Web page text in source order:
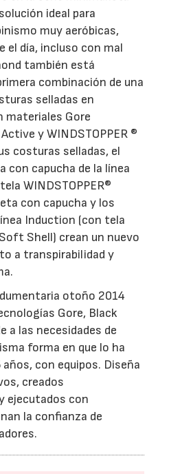
ideal para
muy aeróbicas,
el día, incluso con mal
también está
combinación de una
selladas en
materiales Gore
y WINDSTOPPER ®
costuras selladas, el
con capucha de la línea
WINDSTOPPER®
con capucha y los
Induction (con tela
Shell) crean un nuevo
a transpirabilidad y
otoño 2014
Gore, Black
a las necesidades de
forma en que lo ha
con equipos. Diseña
creados
ejecutados con
la confianza de